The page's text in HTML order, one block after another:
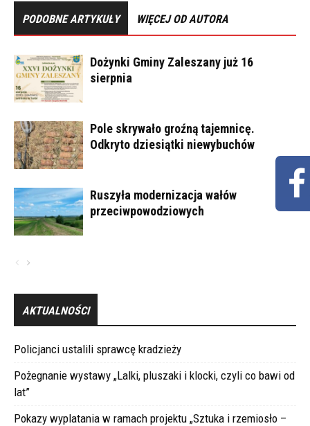
PODOBNE ARTYKUŁY WIĘCEJ OD AUTORA
Dożynki Gminy Zaleszany już 16
sierpnia
Pole skrywało groźną tajemnicę.
Odkryto dziesiątki niewybuchów
Ruszyła modernizacja wałów
przeciwpowodziowych
AKTUALNOŚCI
Policjanci ustalili sprawcę kradzieży
Pożegnanie wystawy „Lalki, pluszaki i klocki, czyli co bawi od
lat”
Pokazy wyplatania w ramach projektu „Sztuka i rzemiosło –